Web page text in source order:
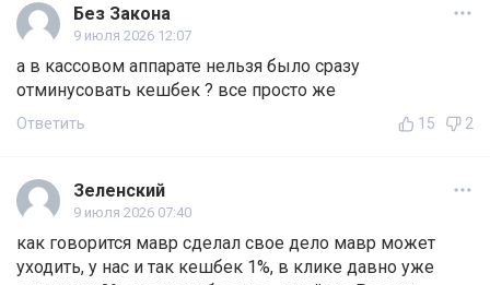
Без Закона
9 июля 2026 12:07
а в кассовом аппарате нельзя было сразу
отминусовать кешбек ? все просто же
Ответить 15 2
Зеленский
9 июля 2026 07:40
как говорится мавр сделал свое дело мавр может
уходить, у нас и так кешбек 1%, в клике давно уже